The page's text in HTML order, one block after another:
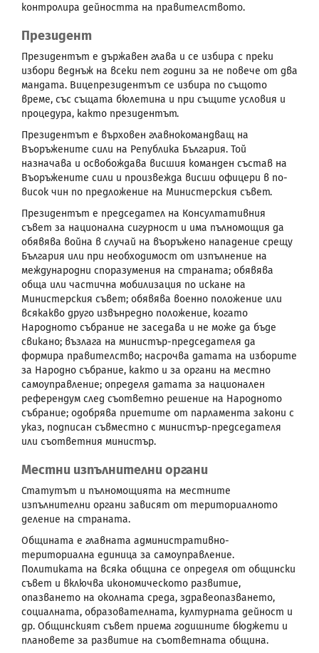
контролира дейността на правителството.
Президент
Президентът е държавен глава и се избира с преки
избори веднъж на всеки пет години за не повече от два
мандата. Вицепрезидентът се избира по същото
време, със същата бюлетина и при същите условия и
процедура, както президентът.
Президентът е върховен главнокомандващ на
Въоръжените сили на Република България. Той
назначава и освобождава висшия команден състав на
Въоръжените сили и произвежда висши офицери в по-
висок чин по предложение на Министерския съвет.
Президентът е председател на Консултативния
съвет за национална сигурност и има пълномощия да
обявява война в случай на въоръжено нападение срещу
България или при необходимост от изпълнение на
международни споразумения на страната; обявява
обща или частична мобилизация по искане на
Министерския съвет; обявява военно положение или
всякакво друго извънредно положение, когато
Народното събрание не заседава и не може да бъде
свикано; възлага на министър-председателя да
формира правителство; насрочва датата на изборите
за Народно събрание, както и за органи на местно
самоуправление; определя датата за национален
референдум след съответно решение на Народното
събрание; одобрява приетите от парламента закони с
указ, подписан съвместно с министър-председателя
или съответния министър.
Местни изпълнителни органи
Статутът и пълномощията на местните
изпълнителни органи зависят от териториалното
деление на страната.
Общината е главната административно-
териториална единица за самоуправление.
Политиката на всяка община се определя от общински
съвет и включва икономическото развитие,
опазването на околната среда, здравеопазването,
социалната, образователната, културната дейност и
др. Общинският съвет приема годишните бюджети и
плановете за развитие на съответната община.